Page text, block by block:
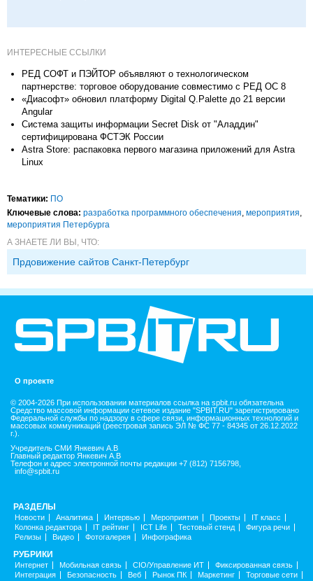
ИНТЕРЕСНЫЕ ССЫЛКИ
РЕД СОФТ и ПЭЙТОР объявляют о технологическом
партнерстве: торговое оборудование совместимо с РЕД ОС 8
«Диасофт» обновил платформу Digital Q.Palette до 21 версии
Angular
Система защиты информации Secret Disk от "Аладдин"
сертифицирована ФСТЭК России
Astra Store: распаковка первого магазина приложений для Astra
Linux
Тематики: ПО
Ключевые слова: разработка программного обеспечения мероприятия
мероприятия Петербурга
А ЗНАЕТЕ ЛИ ВЫ, ЧТО:
Прдовижение сайтов Санкт-Петербург
О проекте
© 2004-2026 При использовании материалов ссылка на spbit.ru обязательна
Средство массовой информации сетевое издание "SPBIT.RU" зарегистрировано
Федеральной службы по надзору в сфере связи, информационных технологий и
массовых коммуникаций (реестровая запись ЭЛ № ФС 77 - 84345 от 26.12.2022
г.).
Учредитель СМИ Янкевич А.В
Главный редактор Янкевич А.В
Телефон и адрес электронной почты редакции +7 (812) 7156798,
info@spbit.ru
РАЗДЕЛЫ
Новости Аналитика Интервью Мероприятия Проекты
IT класс
Колонка редактора
IT рейтинг ICT Life Тестовый стенд
Фигура речи
Релизы
Видео Фотогалерея Инфографика
РУБРИКИ
Интернет Мобильная связь CIO/Управление ИТ
Фиксированная связь
Интеграция
Безопасность Веб Рынок ПК Маркетинг
Торговые сети